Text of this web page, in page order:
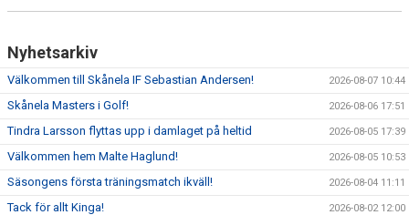
Nyhetsarkiv
Välkommen till Skånela IF Sebastian Andersen! 2026-08-07 10:44
Skånela Masters i Golf! 2026-08-06 17:51
Tindra Larsson flyttas upp i damlaget på heltid 2026-08-05 17:39
Välkommen hem Malte Haglund! 2026-08-05 10:53
Säsongens första träningsmatch ikväll! 2026-08-04 11:11
Tack för allt Kinga! 2026-08-02 12:00